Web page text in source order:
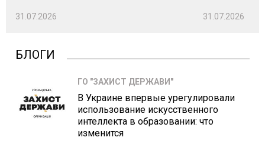
31.07.2026 31.07.2026
БЛОГИ
ГО "ЗАХИСТ ДЕРЖАВИ"
В Украине впервые урегулировали
использование искусственного
интеллекта в образовании: что
изменится